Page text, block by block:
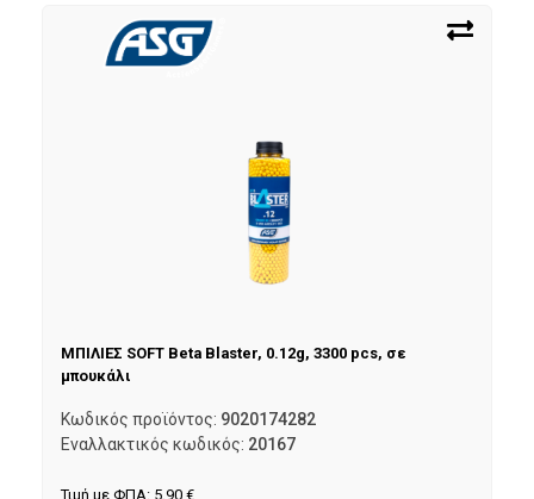
ΜΠΙΛΙΕΣ SOFT Beta Blaster, 0.12g, 3300 pcs, σε
μπουκάλι
Κωδικός προϊόντος: 9020174282
Εναλλακτικός κωδικός: 20167
Τιμή με ΦΠΑ: 5,90 €